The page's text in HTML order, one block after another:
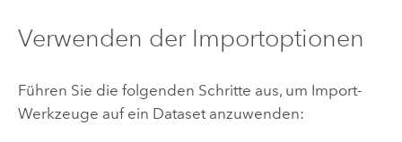
Verwenden der Importoptionen
Führen Sie die folgenden Schritte aus, um Import-
Werkzeuge auf ein Dataset anzuwenden: